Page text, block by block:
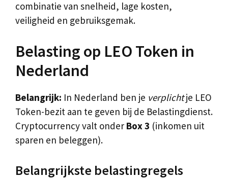
combinatie van snelheid, lage kosten,
veiligheid en gebruiksgemak.
Belasting op LEO Token in
Nederland
Belangrijk: In Nederland ben je verplichtje LEO
Token-bezit aan te geven bij de Belastingdienst.
Cryptocurrency valt onder Box 3 (inkomen uit
sparen en beleggen).
Belangrijkste belastingregels